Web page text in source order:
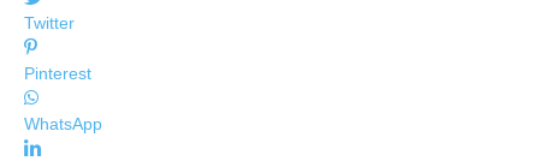
Twitter
Pinterest
WhatsApp